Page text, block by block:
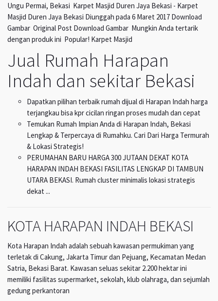
Ungu Permai, Bekasi Karpet Masjid Duren Jaya Bekasi - Karpet
Masjid Duren Jaya Bekasi Diunggah pada 6 Maret 2017 Download
Gambar Original Post Download Gambar Mungkin Anda tertarik
dengan produk ini Popular! Karpet Masjid
Jual Rumah Harapan
Indah dan sekitar Bekasi
Dapatkan pilihan terbaik rumah dijual di Harapan Indah harga
terjangkau bisa kpr cicilan ringan proses mudah dan cepat
Temukan Rumah Impian Anda di Harapan Indah, Bekasi
Lengkap & Terpercaya di Rumahku. Cari Dari Harga Termurah
& Lokasi Strategis!
PERUMAHAN BARU HARGA 300 JUTAAN DEKAT KOTA
HARAPAN INDAH BEKASI FASILITAS LENGKAP DI TAMBUN
UTARA BEKASI. Rumah cluster minimalis lokasi strategis
dekat ...
KOTA HARAPAN INDAH BEKASI
Kota Harapan Indah adalah sebuah kawasan permukiman yang
terletak di Cakung, Jakarta Timur dan Pejuang, Kecamatan Medan
Satria, Bekasi Barat. Kawasan seluas sekitar 2.200 hektar ini
memiliki fasilitas supermarket, sekolah, klub olahraga, dan sejumlah
gedung perkantoran